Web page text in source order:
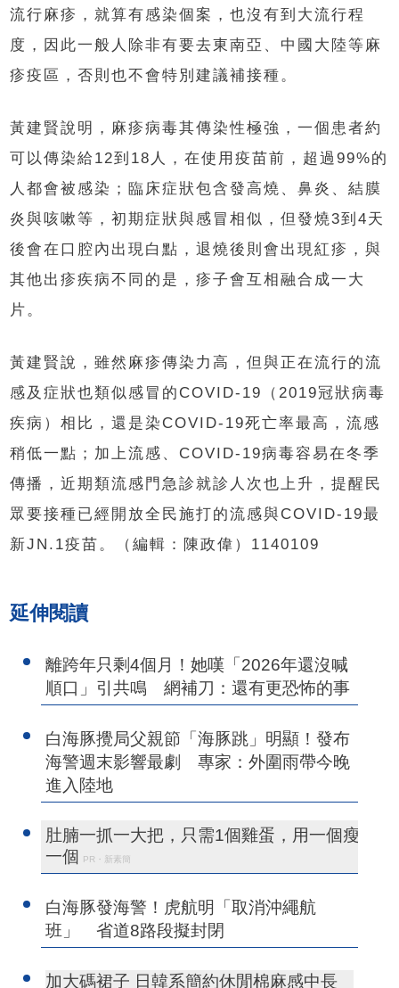
流行麻疹，就算有感染個案，也沒有到大流行程
度，因此一般人除非有要去東南亞、中國大陸等麻
疹疫區，否則也不會特別建議補接種。
黃建賢說明，麻疹病毒其傳染性極強，一個患者約
可以傳染給12到18人，在使用疫苗前，超過99%的
人都會被感染；臨床症狀包含發高燒、鼻炎、結膜
炎與咳嗽等，初期症狀與感冒相似，但發燒3到4天
後會在口腔內出現白點，退燒後則會出現紅疹，與
其他出疹疾病不同的是，疹子會互相融合成一大
片。
黃建賢說，雖然麻疹傳染力高，但與正在流行的流
感及症狀也類似感冒的COVID-19（2019冠狀病毒
疾病）相比，還是染COVID-19死亡率最高，流感
稍低一點；加上流感、COVID-19病毒容易在冬季
傳播，近期類流感門急診就診人次也上升，提醒民
眾要接種已經開放全民施打的流感與COVID-19最
新JN.1疫苗。（編輯：陳政偉）1140109
延伸閱讀
離跨年只剩4個月！她嘆「2026年還沒喊
順口」引共鳴 網補刀：還有更恐怖的事
白海豚攪局父親節「海豚跳」明顯！發布
海警週末影響最劇 專家：外圍雨帶今晚
進入陸地
肚腩一抓一大把，只需1個雞蛋，用一個瘦
一個
PR・新素簡
白海豚發海警！虎航明「取消沖繩航
班」 省道8路段擬封閉
加大碼裙子 日韓系簡約休閒棉麻感中長